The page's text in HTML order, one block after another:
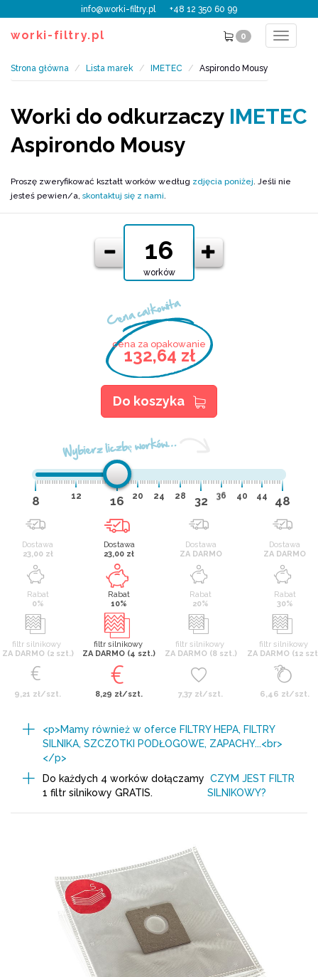
info@worki-filtry.pl +48 12 350 60 99
worki-filtry.pl 0
Toggle
Strona główna Lista marek IMETEC Aspirondo Mousy
Worki do odkurzaczy IMETEC
Aspirondo Mousy
Proszę zweryfikować kształt worków według zdjęcia poniżej. Jeśli nie
jesteś pewien/a, skontaktuj się z nami.
Wybierz liczbę worków…
8 12 16 20 24 28 32 36 40 44 48
Dostawa
23,00 zł
Rabat
0%
filtr silnikowy
ZA DARMO (2 szt.)
9,21 zł/szt.
Dostawa
23,00 zł
Rabat
10%
filtr silnikowy
ZA DARMO (4 szt.)
8,29 zł/szt.
Dostawa
ZA DARMO
Rabat
20%
filtr silnikowy
ZA DARMO (8 szt.)
7,37 zł/szt.
Dostawa
ZA DARMO
Rabat
30%
filtr silnikowy
ZA DARMO (12
6,46 zł/szt.
worków
Cena całkowita
cena za opakowanie
132,64 zł
Do koszyka
<p>Mamy również w oferce FILTRY HEPA, FILTRY
SILNIKA, SZCZOTKI PODŁOGOWE, ZAPACHY...<br>
</p>
Do każdych 4 worków dołączamy
1 filtr silnikowy GRATIS.
CZYM JEST FILTR
SILNIKOWY?